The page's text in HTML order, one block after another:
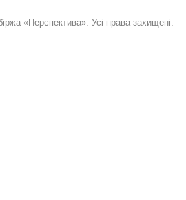
«Перспектива». Усі права захищені.